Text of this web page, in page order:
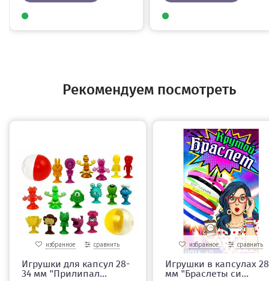
Рекомендуем посмотреть
избранное сравнить
Игрушки для капсул 28-
34 мм "Прилипал...
избранное сравнить
Игрушки в капсулах 28
мм "Браслеты си...